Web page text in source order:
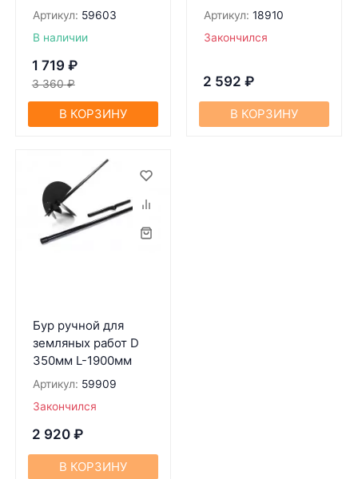
Артикул: 59603
В наличии
1 719 ₽
3 360 ₽
В КОРЗИНУ
Артикул: 18910
Закончился
2 592 ₽
В КОРЗИНУ
Бур ручной для
земляных работ D
350мм L-1900мм
Артикул: 59909
Закончился
2 920 ₽
В КОРЗИНУ